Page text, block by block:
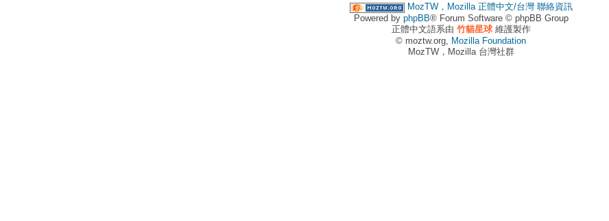
MozTW，Mozilla 正體中文/台灣 聯絡資訊
Powered by phpBB® Forum Software © phpBB Group
正體中文語系由 竹貓星球維護製作
© moztw.org, Mozilla Foundation
MozTW，Mozilla 台灣社群